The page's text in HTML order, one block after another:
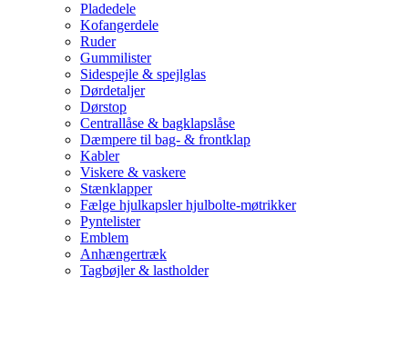
Pladedele
Kofangerdele
Ruder
Gummilister
Sidespejle & spejlglas
Dørdetaljer
Dørstop
Centrallåse & bagklapslåse
Dæmpere til bag- & frontklap
Kabler
Viskere & vaskere
Stænklapper
Fælge hjulkapsler hjulbolte-møtrikker
Pyntelister
Emblem
Anhængertræk
Tagbøjler & lastholder